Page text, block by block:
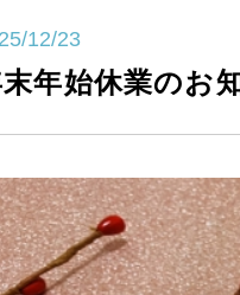
12/23
年始休業のお